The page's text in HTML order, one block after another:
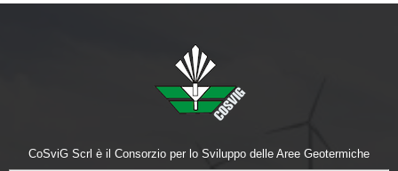
CoSviG Scrl è il Consorzio per lo Sviluppo delle Aree Geotermiche